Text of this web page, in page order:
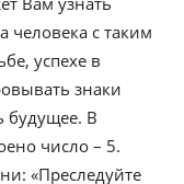
человека с таким
успехе в
знаки
будущее. В
число – 5.
«Преследуйте